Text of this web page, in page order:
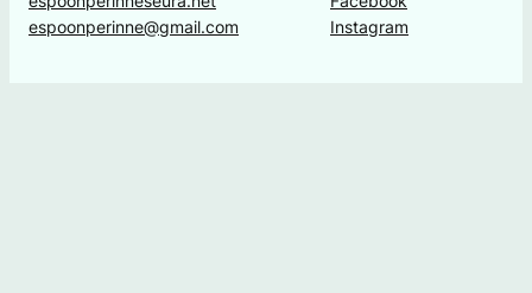
espoonperinne@gmail.com
Instagram